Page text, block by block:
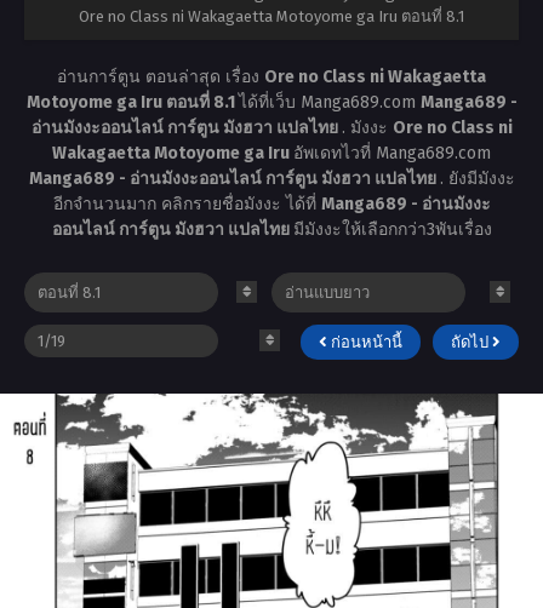
Ore no Class ni Wakagaetta Motoyome ga Iru ตอนที่ 8.1
อ่านการ์ตูน ตอนล่าสุด เรื่อง Ore no Class ni Wakagaetta
Motoyome ga Iru ตอนที่ 8.1ได้ที่เว็บ Manga689.com Manga689 -
อ่านมังงะออนไลน์ การ์ตูน มังฮวา แปลไทย . มังงะ Ore no Class ni
Wakagaetta Motoyome ga Iru อัพเดทไวที่ Manga689.com
Manga689 - อ่านมังงะออนไลน์ การ์ตูน มังฮวา แปลไทย . ยังมีมังงะ
อีกจำนวนมาก คลิกรายชื่อมังงะ ได้ที่ Manga689 - อ่านมังงะ
ออนไลน์ การ์ตูน มังฮวา แปลไทย มีมังงะให้เลือกกว่า3พันเรื่อง
ก่อนหน้านี้ ถัดไป